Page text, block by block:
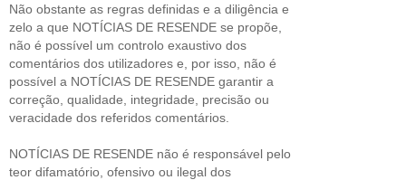
Não obstante as regras definidas e a diligência e
zelo a que NOTÍCIAS DE RESENDE se propõe,
não é possível um controlo exaustivo dos
comentários dos utilizadores e, por isso, não é
possível a NOTÍCIAS DE RESENDE garantir a
correção, qualidade, integridade, precisão ou
veracidade dos referidos comentários.
NOTÍCIAS DE RESENDE não é responsável pelo
teor difamatório, ofensivo ou ilegal dos